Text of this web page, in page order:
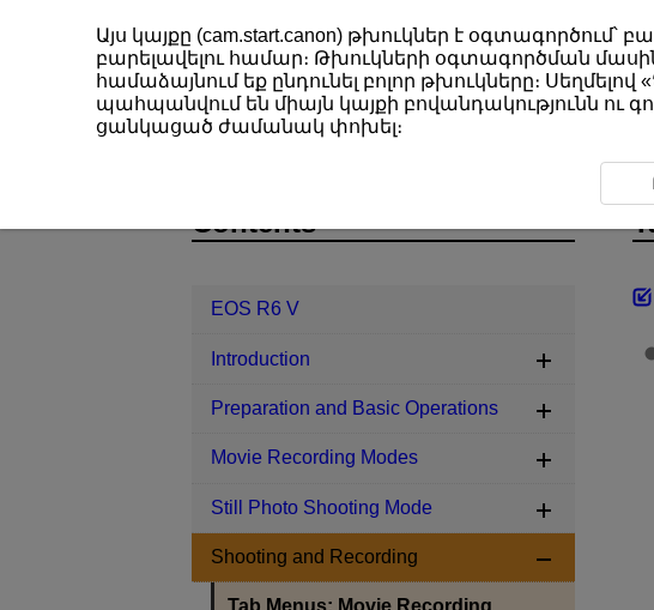
EOS R6 V Shooting and Recording Tab
Contents
EOS R6 V
Introduction
Preparation and Basic Operations
Movie Recording Modes
Still Photo Shooting Mode
Shooting and Recording
Այս կայքը (cam.start.canon) թխուկներ է
բարելավելու համար։ Թխուկների օգտագործման մասին
համաձայնում եք ընդունել բոլոր թխուկները։ Սեղմելով «
պահպանվում են միայն կայքի բովանդակությունն ու
ցանկացած ժամանակ փոխել։